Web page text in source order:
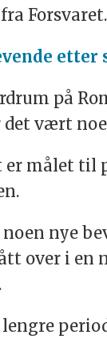
Forsvaret.
etter
på
vært
er målet
nye
over i en